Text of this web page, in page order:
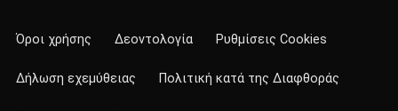
Όροι χρήσης Δεοντολογία Ρυθμίσεις Cookies
Δήλωση εχεμύθειας Πολιτική κατά της Διαφθοράς